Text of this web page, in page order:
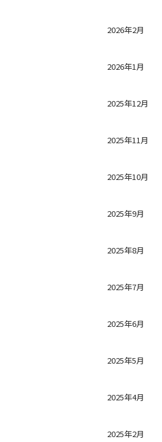
2026年2月
2026年1月
2025年12月
2025年11月
2025年10月
2025年9月
2025年8月
2025年7月
2025年6月
2025年5月
2025年4月
2025年2月